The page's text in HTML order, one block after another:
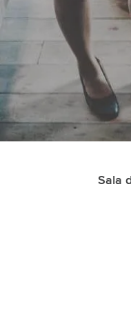
Sala